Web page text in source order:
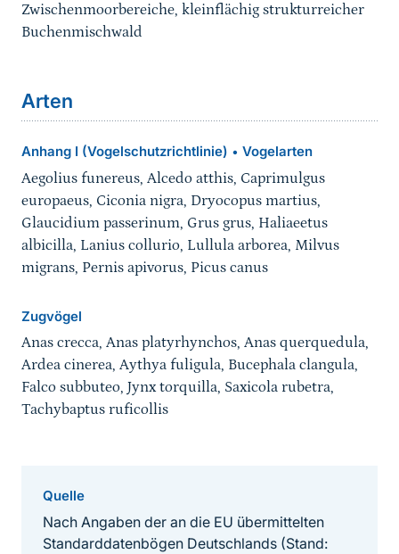
Zwischenmoorbereiche, kleinflächig strukturreicher
Buchenmischwald
Arten
Anhang I (Vogelschutzrichtlinie) • Vogelarten
Aegolius funereus, Alcedo atthis, Caprimulgus
europaeus, Ciconia nigra, Dryocopus martius,
Glaucidium passerinum, Grus grus, Haliaeetus
albicilla, Lanius collurio, Lullula arborea, Milvus
migrans, Pernis apivorus, Picus canus
Zugvögel
Anas crecca, Anas platyrhynchos, Anas querquedula,
Ardea cinerea, Aythya fuligula, Bucephala clangula,
Falco subbuteo, Jynx torquilla, Saxicola rubetra,
Tachybaptus ruficollis
Quelle
Nach Angaben der an die EU übermittelten
Standarddatenbögen Deutschlands (Stand: